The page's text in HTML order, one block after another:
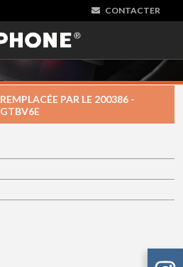
CONTACTER
REMPLACÉE PAR LE 200386 -
GTBV6E